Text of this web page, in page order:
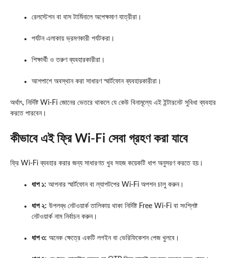
রেলস্টেশন বা বাস টার্মিনালে অপেক্ষমাণ যাত্রীরা।
পর্যটন এলাকায় ভ্রমণকারী পর্যটকরা।
শিক্ষার্থী ও তরুণ ব্যবহারকারীরা।
আশপাশে অবস্থান করা সাধারণ স্মার্টফোন ব্যবহারকারীরা।
অর্থাৎ, নির্দিষ্ট Wi-Fi জোনের ভেতরে থাকলে যে কেউ বিনামূল্যে এই ইন্টারনেট সুবিধা ব্যবহার
করতে পারবেন।
কীভাবে এই ফ্রি Wi-Fi সেবা গ্রহণ করা যাবে
ফ্রি Wi-Fi ব্যবহার করার জন্য সাধারণত খুব সহজ কয়েকটি ধাপ অনুসরণ করতে হয়।
ধাপ ১: আপনার স্মার্টফোন বা ল্যাপটপের Wi-Fi অপশন চালু করুন।
ধাপ ২: উপলব্ধ নেটওয়ার্ক তালিকায় থাকা নির্দিষ্ট Free Wi-Fi বা সংশ্লিষ্ট
নেটওয়ার্ক নাম নির্বাচন করুন।
ধাপ ৩: অনেক ক্ষেত্রে একটি লগইন বা ভেরিফিকেশন পেজ খুলবে।